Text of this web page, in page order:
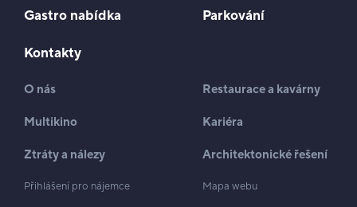
Gastro nabídka Parkování
Kontakty
O nás Restaurace a kavárny
Multikino Kariéra
Ztráty a nálezy Architektonické řešení
Přihlášení pro nájemce Mapa webu